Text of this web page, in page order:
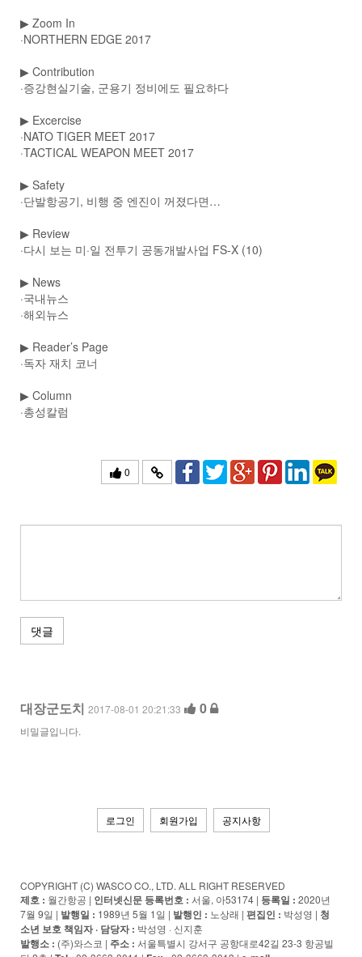
▶ Zoom In
·NORTHERN EDGE 2017
▶ Contribution
·증강현실기술, 군용기 정비에도 필요하다
▶ Excercise
·NATO TIGER MEET 2017
·TACTICAL WEAPON MEET 2017
▶ Safety
·단발항공기, 비행 중 엔진이 꺼졌다면…
▶ Review
·다시 보는 미·일 전투기 공동개발사업 FS-X (10)
▶ News
·국내뉴스
·해외뉴스
▶ Reader’s Page
·독자 재치 코너
▶ Column
·총성칼럼
0
댓글
대장군도치 2017-08-01 20:21:33 0
비밀글입니다.
로그인 회원가입 공지사항
COPYRIGHT (C) WASCO CO., LTD. ALL RIGHT RESERVED
제호 : 월간항공 | 인터넷신문 등록번호 : 서울, 아53174 | 등록일 : 2020년
7월 9일 | 발행일 : 1989년 5월 1일 | 발행인 : 노상래 | 편집인 : 박성영 | 청
소년 보호 책임자 · 담당자: 박성영 · 신지훈
발행소 : (주)와스코 | 주소 : 서울특별시 강서구 공항대로42길 23-3 항공빌